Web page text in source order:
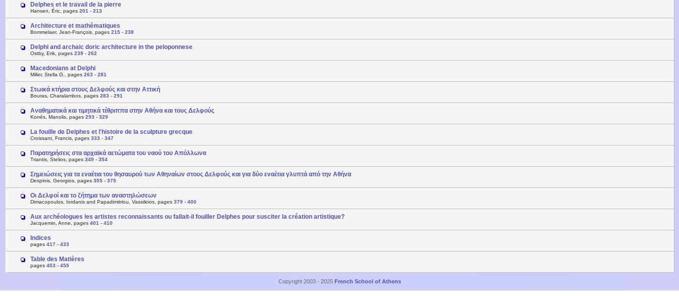
Delphes et le travail de la pierre
Hansen, Éric, pages 201 - 213
Architecture et mathématiques
Bommelaer, Jean-François, pages 215 - 238
Delphi and archaic doric architecture in the peloponnese
Ostby, Erik, pages 239 - 262
Macedonians at Delphi
Miller, Stella G., pages 263 - 281
Στωικά κτήρια στους Δελφούς και στην Αττική
Bouras, Charalambos, pages 283 - 291
Αναθηματικά και τιμητικά τέθριππα στην Αθήνα και τους Δελφούς
Korrès, Manolis, pages 293 - 329
La fouille de Delphes et l'histoire de la sculpture grecque
Croissant, Francis, pages 333 - 347
Παρατηρήσεις στα αρχαϊκά αετώματα του ναού του Απόλλωνα
Triantis, Stelios, pages 349 - 354
Σημειώσεις για τα εναέτια του θησαυρού των Αθηναίων στους Δελφούς και για δύο εναέτια γλυπτά από την Αθήνα
Despinis, Georgios, pages 355 - 375
Οι Δελφοί και το ζήτημα των αναστηλώσεων
Dimacopoulos, Iordanis and Papadimitriou, Vassileios, pages 379 - 400
Aux archéologues les artistes reconnaissants ou fallait-il fouiller Delphes pour susciter la création artistique?
Jacquemin, Anne, pages 401 - 410
Indices
pages 417 - 433
Table des Matières
pages 453 - 455
Copyright 2003 - 2025 French School of Athens